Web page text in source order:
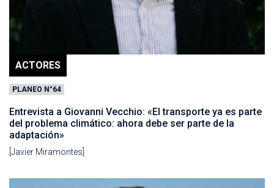
ACTORES
PLANEO N°64
Entrevista a Giovanni Vecchio: «El transporte ya es parte
del problema climático: ahora debe ser parte de la
adaptación»
[Javier Miramontes]